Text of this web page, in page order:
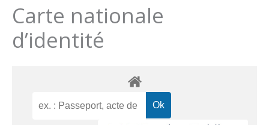
Carte nationale
d’identité